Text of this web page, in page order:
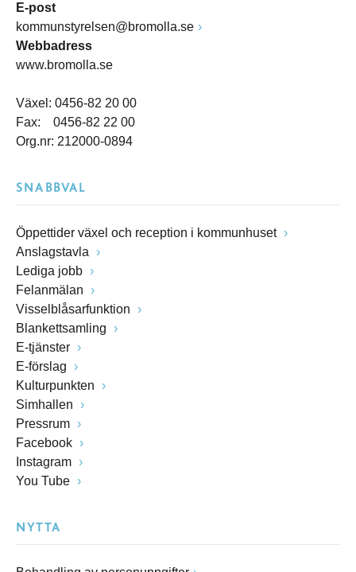
E-post
kommunstyrelsen@bromolla.se
Webbadress
www.bromolla.se
Växel: 0456-82 20 00
Fax: 0456-82 22 00
Org.nr: 212000-0894
SNABBVAL
Öppettider växel och reception i kommunhuset
Anslagstavla
Lediga jobb
Felanmälan
Visselblåsarfunktion
Blankettsamling
E-tjänster
E-förslag
Kulturpunkten
Simhallen
Pressrum
Facebook
Instagram
You Tube
NYTTA